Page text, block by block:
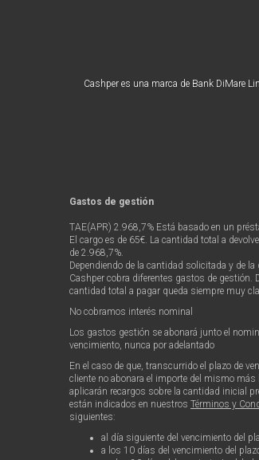
Cashper es una marca de Bank DiMare
Gastos de gestión
TAE(APR) 2.968,7% Está basado en un
El cargo es de 65€. La cantidad total a
de 2.968,7%.
Dependiendo de la cantidad solicitada y de
Cashper cobra diferentes gastos de gestión.
cantidad total a pagar queda siempre muy
No cobramos interés nominal
Los gastos gestión se abonará junto el
vencimiento, nunca por adelantado
En el caso de que, transcurrido el plazo de
cliente no abonara el importe del mismo
aplicarán recargos sobre la cantidad inicial
están indicados en nuestros Términos y
siguientes:
al día siguiente del vencimiento del
a los 10 días del vencimiento del